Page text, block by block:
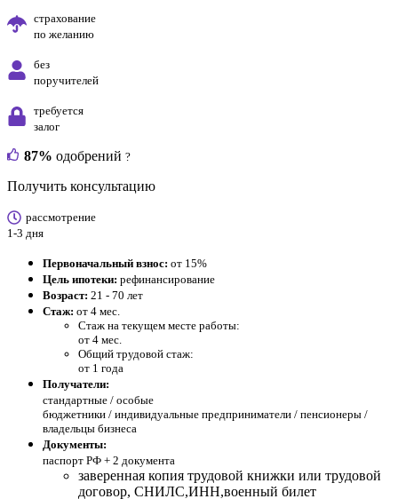
страхование
по желанию
без
поручителей
требуется
залог
87% одобрений ?
Получить консультацию
рассмотрение
1-3 дня
Первоначальный взнос: от 15%
Цель ипотеки: рефинансирование
Возраст: 21 - 70 лет
Стаж: от 4 мес.
Стаж на текущем месте работы:
от 4 мес.
Общий трудовой стаж:
от 1 года
Получатели:
стандартные / особые
бюджетники / индивидуальные предприниматели / пенсионеры /
владельцы бизнеса
Документы:
паспорт РФ + 2 документа
заверенная копия трудовой книжки или трудовой
договор, СНИЛС,ИНН,военный билет